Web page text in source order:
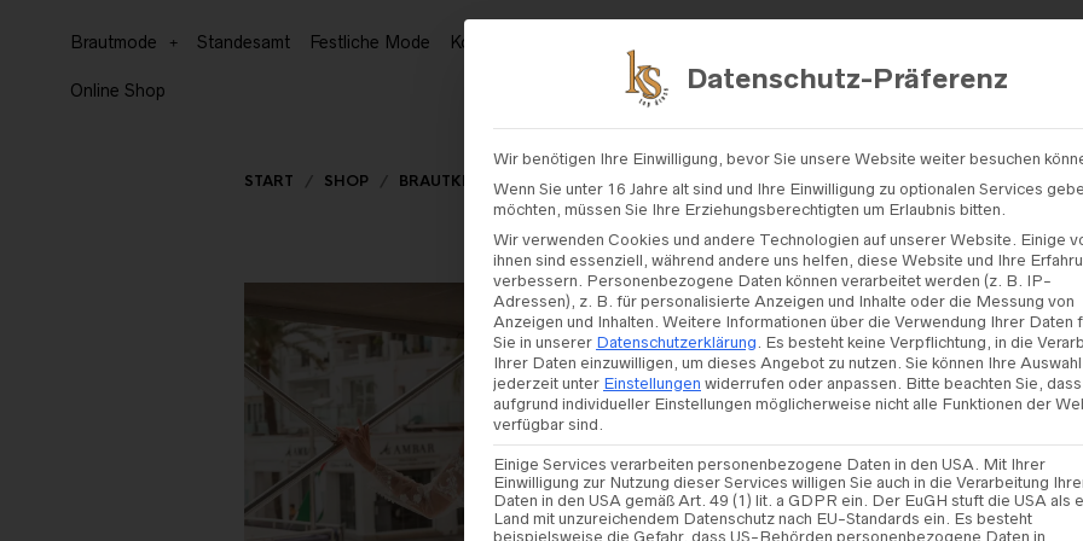
Brautmode Standesamt Festliche Mode Kommunion
Online Shop
START / SHOP / BRAUTKLEIDER /DIANE LEGRAND / DIANE LEGRANDE – MODELL „8229“
Diane
Modell
Datenschutz-Präferenz
Wir benötigen Ihre Einwilligung, bevor Sie unsere Website weiter besuchen
Wenn Sie unter 16 Jahre alt sind und Ihre Einwilligung zu optionalen Services
möchten, müssen Sie Ihre Erziehungsberechtigten um Erlaubnis bitten.
Wir verwenden Cookies und andere Technologien auf unserer Website. Einige
ihnen sind essenziell, während andere uns helfen, diese Website und Ihre
verbessern. Personenbezogene Daten können verarbeitet werden (z. B. IP-
Adressen), z. B. für personalisierte Anzeigen und Inhalte oder die Messung von
Anzeigen und Inhalten. Weitere Informationen über die Verwendung Ihrer Daten
Sie in unserer Datenschutzerklärung. Es besteht keine Verpflichtung, in die
Ihrer Daten einzuwilligen, um dieses Angebot zu nutzen. Sie können Ihre Auswahl
jederzeit unter Einstellungen widerrufen oder anpassen. Bitte beachten Sie, dass
aufgrund individueller Einstellungen möglicherweise nicht alle Funktionen der
verfügbar sind.
Einige Services verarbeiten personenbezogene Daten in den USA. Mit Ihrer
Einwilligung zur Nutzung dieser Services willigen Sie auch in die Verarbeitung
Daten in den USA gemäß Art. 49 (1) lit. a GDPR ein. Der EuGH stuft die USA als
Land mit unzureichendem Datenschutz nach EU-Standards ein. Es besteht
beispielsweise die Gefahr, dass US-Behörden personenbezogene Daten in